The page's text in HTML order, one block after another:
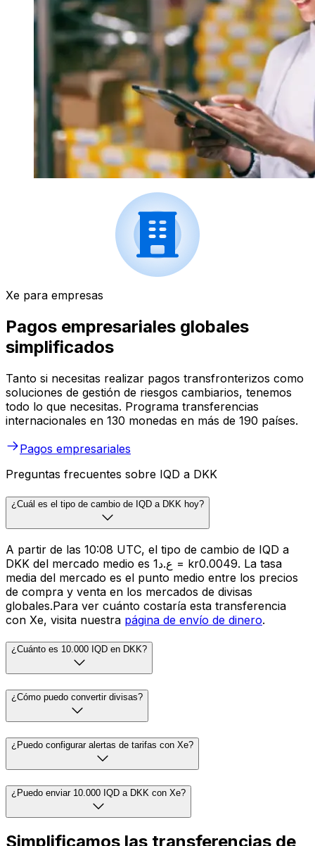
Xe para empresas
Pagos empresariales globales
simplificados
Tanto si necesitas realizar pagos transfronterizos como
soluciones de gestión de riesgos cambiarios, tenemos
todo lo que necesitas. Programa transferencias
internacionales en 130 monedas en más de 190 países.
Pagos empresariales
Preguntas frecuentes sobre IQD a DKK
¿Cuál es el tipo de cambio de IQD a DKK hoy?
A partir de las 10:08 UTC, el tipo de cambio de IQD a
DKK del mercado medio es ع.د1 = kr0.0049. La tasa
media del mercado es el punto medio entre los precios
de compra y venta en los mercados de divisas
globales.Para ver cuánto costaría esta transferencia
con Xe, visita nuestra página de envío de dinero.
¿Cuánto es 10.000 IQD en DKK?
¿Cómo puedo convertir divisas?
¿Puedo configurar alertas de tarifas con Xe?
¿Puedo enviar 10.000 IQD a DKK con Xe?
Simplificamos las transferencias de